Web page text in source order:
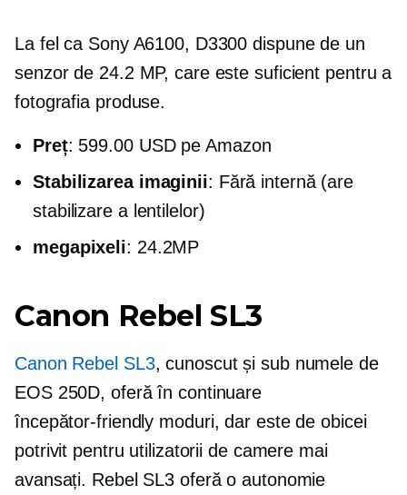
La fel ca Sony A6100, D3300 dispune de un
senzor de 24.2 MP, care este suficient pentru a
fotografia produse.
Preț: 599.00 USD pe Amazon
Stabilizarea imaginii: Fără internă (are
stabilizare a lentilelor)
megapixeli: 24.2MP
Canon Rebel SL3
Canon Rebel SL3, cunoscut și sub numele de
EOS 250D, oferă în continuare
începător-friendly moduri, dar este de obicei
potrivit pentru utilizatorii de camere mai
avansați. Rebel SL3 oferă o autonomie